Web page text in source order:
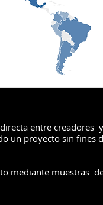
entre
un proyecto sin
mediante muestras